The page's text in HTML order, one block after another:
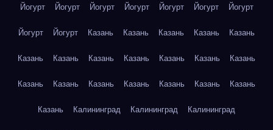
Йогурт Йогурт Йогурт Йогурт Йогурт Йогурт Йогурт
Йогурт Йогурт Казань Казань Казань Казань Казань
Казань Казань Казань Казань Казань Казань Казань
Казань Казань Казань Казань Казань Казань Казань
Казань Калининград Калининград Калининград